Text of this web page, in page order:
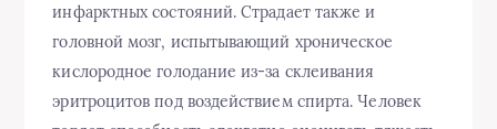
инфарктных состояний. Страдает также и
головной мозг, испытывающий хроническое
кислородное голодание из-за склеивания
эритроцитов под воздействием спирта. Человек